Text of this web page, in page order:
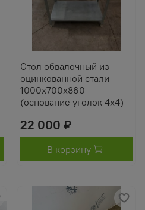
Стол обвалочный из
оцинкованной стали
1000х700х860
(основание уголок 4х4)
22 000 ₽
В корзину